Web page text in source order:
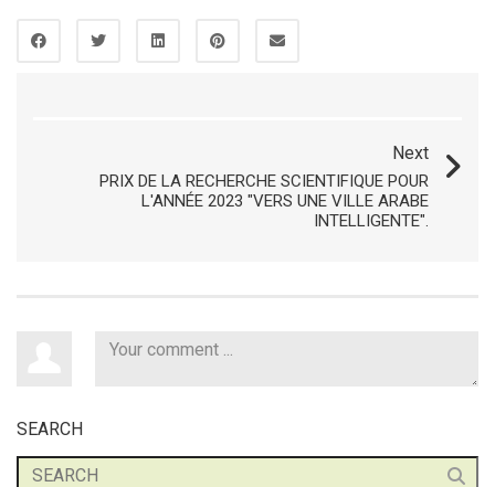
Next
PRIX ​​DE LA RECHERCHE SCIENTIFIQUE POUR
L'ANNÉE 2023 "VERS UNE VILLE ARABE
INTELLIGENTE".
SEARCH